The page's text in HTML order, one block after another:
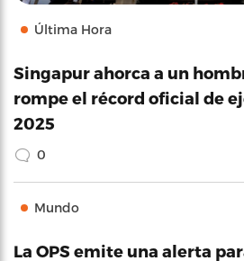
Última Hora
Singapur ahorca a un
rompe el récord oficial de
2025
0
Mundo
La OPS emite una alerta